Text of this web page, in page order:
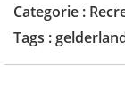
Categorie :
Tags :